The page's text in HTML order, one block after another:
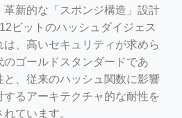
革新的な「スポンジ構造」設計
ビットのハッシュダイジェス
は、高いセキュリティが求めら
ゴールドスタンダードであ
と、従来のハッシュ関数に影響
るアーキテクチャ的な耐性を
ています。